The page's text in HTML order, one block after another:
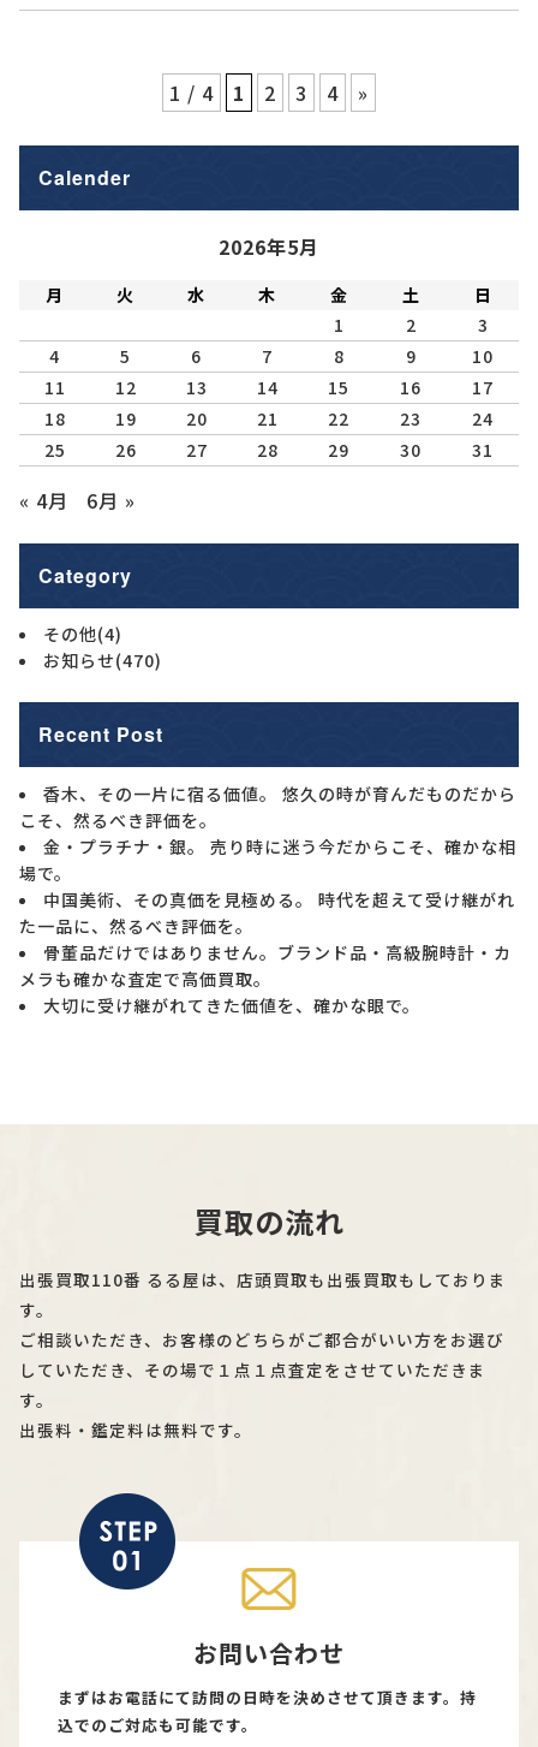
1 / 4 1 2 3 4 »
Calender
2026年5月
月 火 水 木 金 土
日
1
2
3
4
5 6 7 8 9
10
11
12 13 14 15 16
17
18
19 20 21 22 23
24
25
26 27 28 29 30 31
« 4月 6月 »
Category
その他(4)
お知らせ(470)
Recent Post
香木、その一片に宿る価値。 悠久の時が育んだものだから
こそ、然るべき評価を。
金・プラチナ・銀。 売り時に迷う今だからこそ、確かな相
場で。
中国美術、その真価を見極める。 時代を超えて受け継がれ
た一品に、然るべき評価を。
骨董品だけではありません。ブランド品・高級腕時計・カ
メラも確かな査定で高価買取。
大切に受け継がれてきた価値を、確かな眼で。
買取の流れ
出張買取110番 るる屋は、店頭買取も出張買取もしておりま
す。
ご相談いただき、お客様のどちらがご都合がいい方をお選び
していただき、その場で１点１点査定をさせていただきま
す。
出張料・鑑定料は無料です。
お問い合わせ
まずはお電話にて訪問の日時を決めさせて頂きます。持
込でのご対応も可能です。